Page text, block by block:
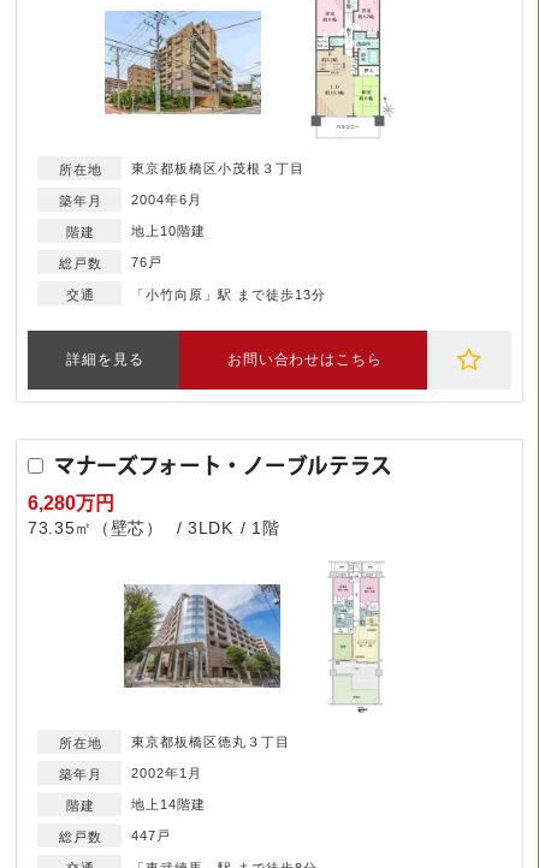
東京都板橋区小茂根３丁目
2004年6月
地上10階建
76戸
「小竹向原」駅 まで徒歩13分
詳細を見る お問い合わせはこちら
マナーズフォート・ノーブルテラス
6,280万円
73.35㎡（壁芯） 3LDK 1階
東京都板橋区徳丸３丁目
2002年1月
地上14階建
447戸